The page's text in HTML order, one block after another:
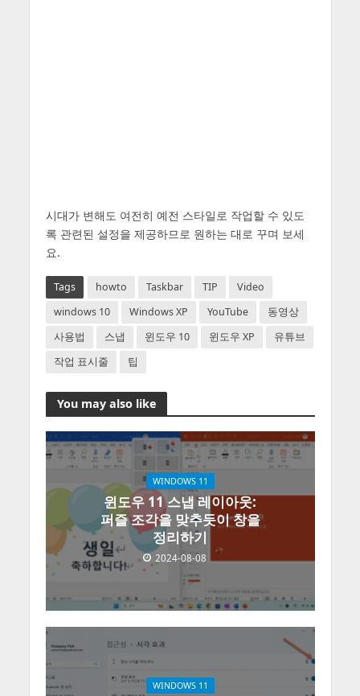
시대가 변해도 여전히 예전 스타일로 작업할 수 있도
록 관련된 설정을 제공하므로 원하는 대로 꾸며 보세
요.
Tags howto Taskbar TIP
Video
windows 10
Windows XP YouTube
동영상
사용법
스냅 윈도우 10 윈도우 XP
유튜브
작업 표시줄
팁
You may also like
WINDOWS 11
윈도우 11 스냅 레이아웃:
퍼즐 조각을 맞추듯이 창을
정리하기
2024-08-08
WINDOWS 11